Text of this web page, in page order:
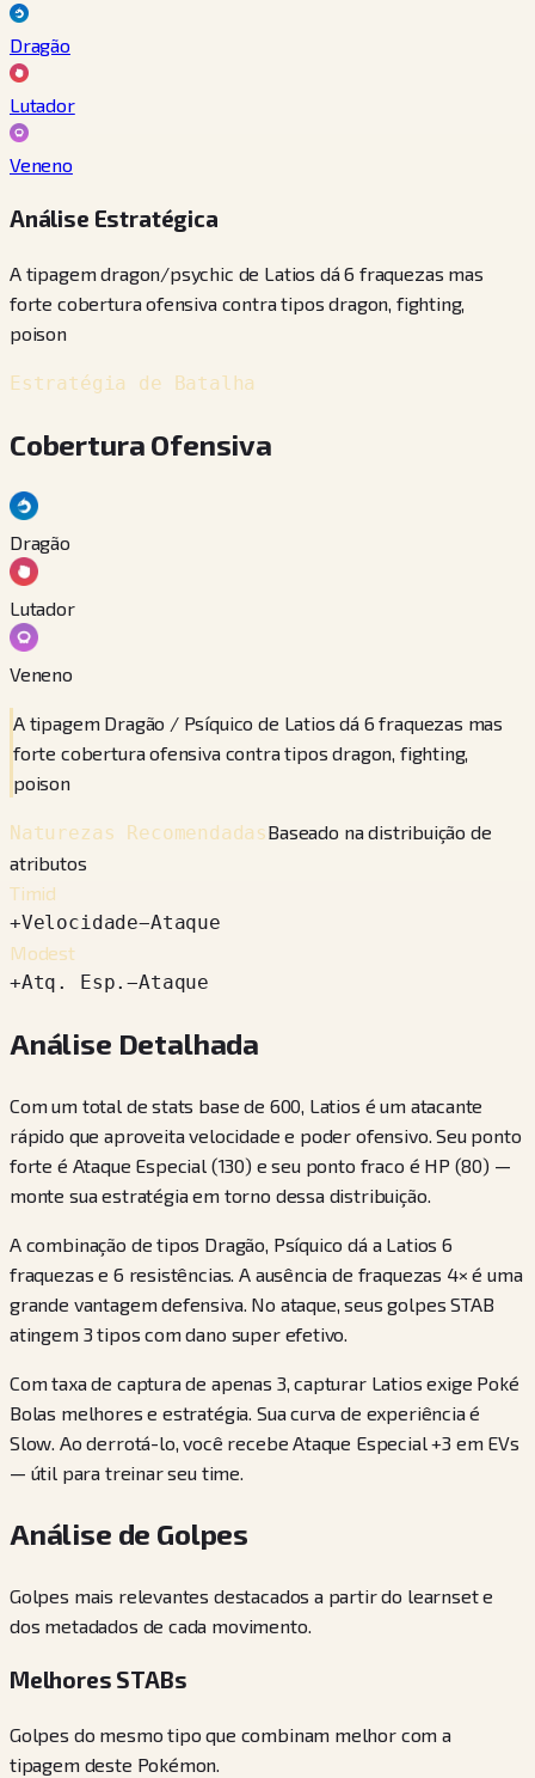
Dragão
Lutador
Veneno
Análise Estratégica
A tipagem dragon/psychic de Latios dá 6 fraquezas mas
forte cobertura ofensiva contra tipos dragon, fighting,
poison
Estratégia de Batalha
Cobertura Ofensiva
Dragão
Lutador
Veneno
A tipagem Dragão / Psíquico de Latios dá 6 fraquezas mas
forte cobertura ofensiva contra tipos dragon, fighting,
poison
Naturezas RecomendadasBaseado na distribuição de
atributos
Timid
+Velocidade−Ataque
Modest
+Atq. Esp.−Ataque
Análise Detalhada
Com um total de stats base de 600, Latios é um atacante
rápido que aproveita velocidade e poder ofensivo. Seu ponto
forte é Ataque Especial (130) e seu ponto fraco é HP (80) —
monte sua estratégia em torno dessa distribuição.
A combinação de tipos Dragão, Psíquico dá a Latios 6
fraquezas e 6 resistências. A ausência de fraquezas 4× é uma
grande vantagem defensiva. No ataque, seus golpes STAB
atingem 3 tipos com dano super efetivo.
Com taxa de captura de apenas 3, capturar Latios exige Poké
Bolas melhores e estratégia. Sua curva de experiência é
Slow. Ao derrotá-lo, você recebe Ataque Especial +3 em EVs
— útil para treinar seu time.
Análise de Golpes
Golpes mais relevantes destacados a partir do learnset e
dos metadados de cada movimento.
Melhores STABs
Golpes do mesmo tipo que combinam melhor com a
tipagem deste Pokémon.